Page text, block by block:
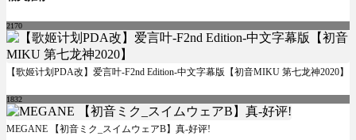
2170
【歌姬计划PDA改】爱言叶-F2nd Edition-中文字幕版【初音MIKU 第七龙神2020】
1832
MEGANE 【初音ミク_スイムウェアB】真-好评!